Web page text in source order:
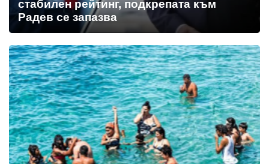
стабилен рейтинг, подкрепата към
Радев се запазва